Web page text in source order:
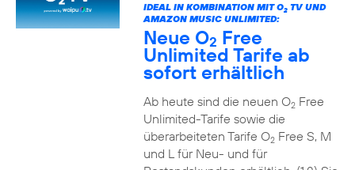
IDEAL IN KOMBINATION MIT O2TV UND
AMAZON MUSIC UNLIMITED:
Neue O2 Free
Unlimited Tarife ab
sofort erhältlich
Ab heute sind die neuen O2Free
Unlimited-Tarife sowie die
überarbeiteten Tarife O2Free S, M
und L für Neu- und für